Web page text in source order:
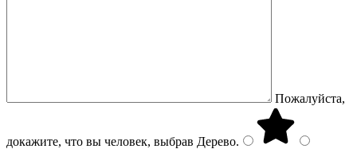
Пожалуйста,
докажите, что вы человек, выбрав Дерево.